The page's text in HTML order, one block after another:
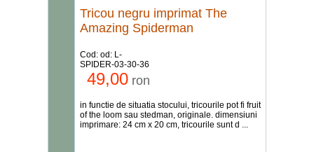
Tricou negru imprimat The
Amazing Spiderman
Cod: od: L-
SPIDER-03-30-36
49,00 ron
in functie de situatia stocului, tricourile pot fi fruit
of the loom sau stedman, originale. dimensiuni
imprimare: 24 cm x 20 cm, tricourile sunt d ...